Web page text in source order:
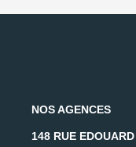
NOS AGENCES
148 RUE